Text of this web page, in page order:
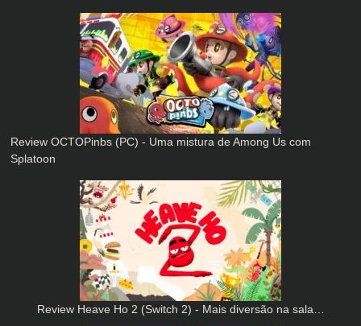
Review OCTOPinbs (PC) - Uma mistura de Among Us com
Splatoon
Review Heave Ho 2 (Switch 2) - Mais diversão na sala…